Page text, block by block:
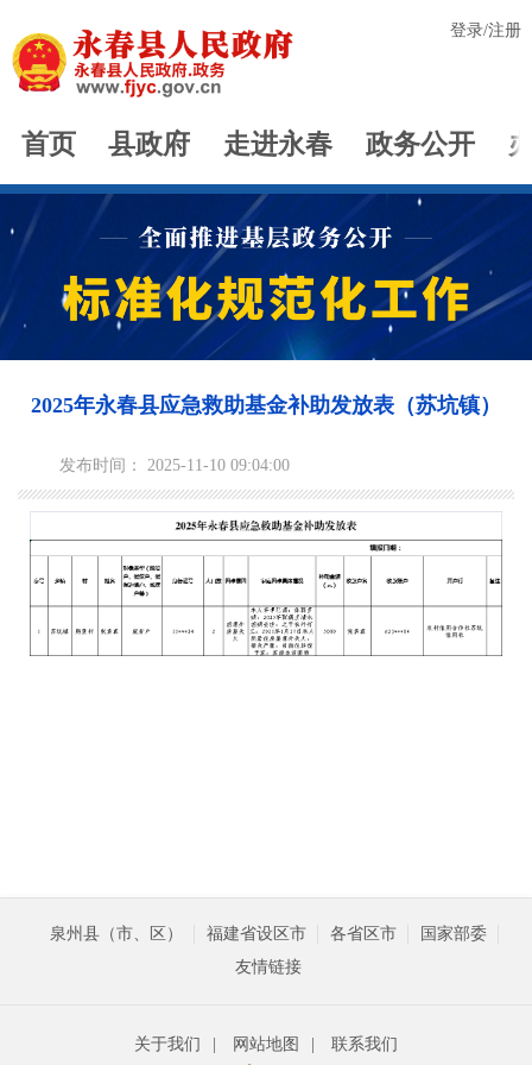
登录/注册
首页 县政府 走进永春 政务公开
2025年永春县应急救助基金补助发放表（苏坑镇）
发布时间： 2025-11-10 09:04:00
泉州县（市、区） 福建省设区市 各省区市
国家部委
友情链接
关于我们 | 网站地图 | 联系我们